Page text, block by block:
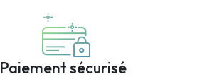
Paiement sécurisé